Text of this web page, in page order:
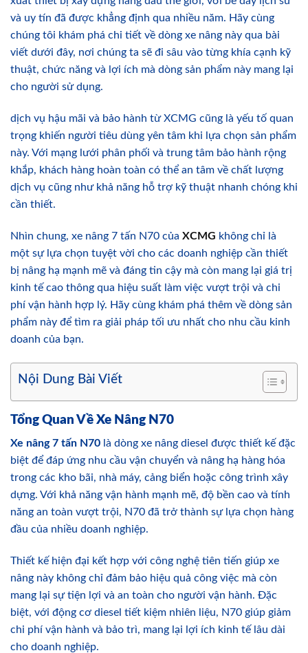
và uy tín đã được khẳng định qua nhiều năm. Hãy cùng
chúng tôi khám phá chi tiết về dòng xe nâng này qua bài
viết dưới đây, nơi chúng ta sẽ đi sâu vào từng khía cạnh kỹ
thuật, chức năng và lợi ích mà dòng sản phẩm này mang lại
cho người sử dụng.
dịch vụ hậu mãi và bảo hành từ XCMG cũng là yếu tố quan
trọng khiến người tiêu dùng yên tâm khi lựa chọn sản phẩm
này. Với mạng lưới phân phối và trung tâm bảo hành rộng
khắp, khách hàng hoàn toàn có thể an tâm về chất lượng
dịch vụ cũng như khả năng hỗ trợ kỹ thuật nhanh chóng khi
cần thiết.
Nhìn chung, xe nâng 7 tấn N70 của XCMG không chỉ là
một sự lựa chọn tuyệt vời cho các doanh nghiệp cần thiết
bị nâng hạ mạnh mẽ và đáng tin cậy mà còn mang lại giá trị
kinh tế cao thông qua hiệu suất làm việc vượt trội và chi
phí vận hành hợp lý. Hãy cùng khám phá thêm về dòng sản
phẩm này để tìm ra giải pháp tối ưu nhất cho nhu cầu kinh
doanh của bạn.
Nội Dung Bài Viết
Tổng Quan Về Xe Nâng N70
Xe nâng 7 tấn N70 là dòng xe nâng diesel được thiết kế đặc
biệt để đáp ứng nhu cầu vận chuyển và nâng hạ hàng hóa
trong các kho bãi, nhà máy, cảng biển hoặc công trình xây
dựng. Với khả năng vận hành mạnh mẽ, độ bền cao và tính
năng an toàn vượt trội, N70 đã trở thành sự lựa chọn hàng
đầu của nhiều doanh nghiệp.
Thiết kế hiện đại kết hợp với công nghệ tiên tiến giúp xe
nâng này không chỉ đảm bảo hiệu quả công việc mà còn
mang lại sự tiện lợi và an toàn cho người vận hành. Đặc
biệt, với động cơ diesel tiết kiệm nhiên liệu, N70 giúp giảm
chi phí vận hành và bảo trì, mang lại lợi ích kinh tế lâu dài
cho doanh nghiệp.